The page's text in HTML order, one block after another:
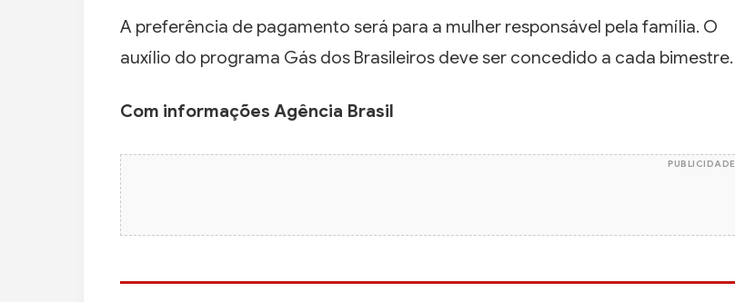
A preferência de pagamento será para a mulher responsável pela família. O
auxílio do programa Gás dos Brasileiros deve ser concedido a cada bimestre.
Com informações Agência Brasil
PUBLICIDADE